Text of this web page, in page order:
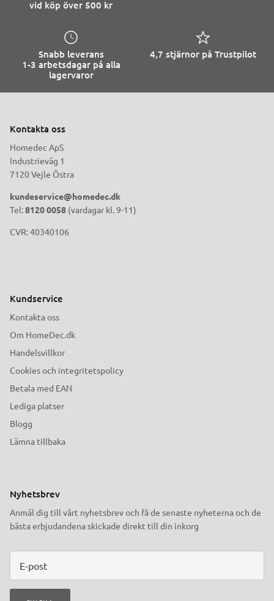
vid köp över 500 kr
Snabb leverans
1-3 arbetsdagar på alla
lagervaror
4,7 stjärnor på Trustpilot
Kontakta oss
Homedec ApS
Industrieväg 1
7120 Vejle Östra
kundeservice@homedec.dk
Tel:8120 0058 (vardagar kl. 9-11)
CVR: 40340106
Kundservice
Kontakta oss
Om HomeDec.dk
Handelsvillkor
Cookies och integritetspolicy
Betala med EAN
Lediga platser
Blogg
Lämna tillbaka
Nyhetsbrev
Anmäl dig till vårt nyhetsbrev och få de senaste nyheterna och de
bästa erbjudandena skickade direkt till din inkorg